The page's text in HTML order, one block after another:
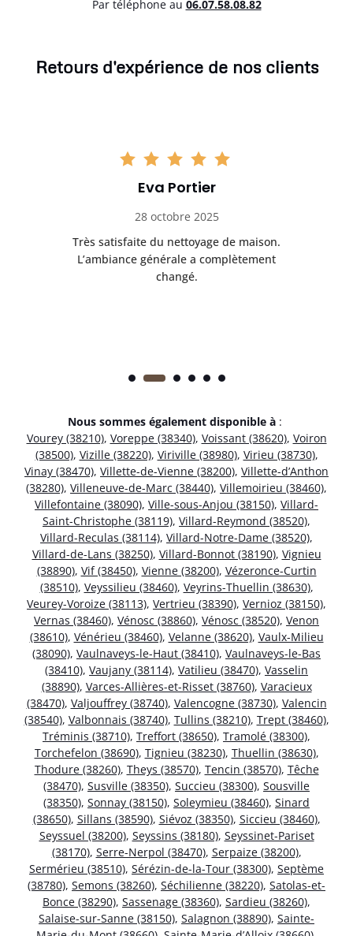
Par téléphone au 06.07.58.08.82
Retours d'expérience de nos clients
Eva Portier
28 octobre 2025
Très satisfaite du nettoyage de maison.
L’ambiance générale a complètement
changé.
Nous sommes également disponible à :
Vourey (38210), Voreppe (38340), Voissant (38620), Voiron
(38500), Vizille (38220), Viriville (38980), Virieu (38730),
Vinay (38470), Villette-de-Vienne (38200), Villette-d’Anthon
(38280), Villeneuve-de-Marc (38440), Villemoirieu (38460),
Villefontaine (38090), Ville-sous-Anjou (38150), Villard-
Saint-Christophe (38119), Villard-Reymond (38520),
Villard-Reculas (38114), Villard-Notre-Dame (38520),
Villard-de-Lans (38250), Villard-Bonnot (38190), Vignieu
(38890), Vif (38450), Vienne (38200), Vézeronce-Curtin
(38510), Veyssilieu (38460), Veyrins-Thuellin (38630),
Veurey-Voroize (38113), Vertrieu (38390), Vernioz (38150),
Vernas (38460), Vénosc (38860), Vénosc (38520), Venon
(38610), Vénérieu (38460), Velanne (38620), Vaulx-Milieu
(38090), Vaulnaveys-le-Haut (38410), Vaulnaveys-le-Bas
(38410), Vaujany (38114), Vatilieu (38470), Vasselin
(38890), Varces-Allières-et-Risset (38760), Varacieux
(38470), Valjouffrey (38740), Valencogne (38730), Valencin
(38540), Valbonnais (38740), Tullins (38210), Trept (38460),
Tréminis (38710), Treffort (38650), Tramolé (38300),
Torchefelon (38690), Tignieu (38230), Thuellin (38630),
Thodure (38260), Theys (38570), Tencin (38570), Têche
(38470), Susville (38350), Succieu (38300), Sousville
(38350), Sonnay (38150), Soleymieu (38460), Sinard
(38650), Sillans (38590), Siévoz (38350), Siccieu (38460),
Seyssuel (38200), Seyssins (38180), Seyssinet-Pariset
(38170), Serre-Nerpol (38470), Serpaize (38200),
Sermérieu (38510), Sérézin-de-la-Tour (38300), Septème
(38780), Semons (38260), Séchilienne (38220), Satolas-et-
Bonce (38290), Sassenage (38360), Sardieu (38260),
Salaise-sur-Sanne (38150), Salagnon (38890), Sainte-